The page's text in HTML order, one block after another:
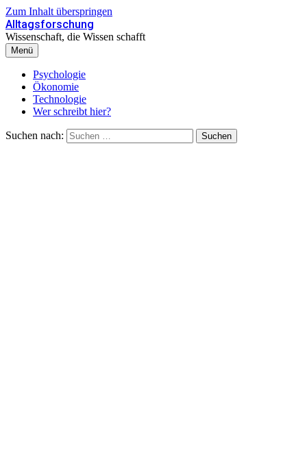
Zum Inhalt überspringen
Alltagsforschung
Wissenschaft, die Wissen schafft
Menü
Psychologie
Ökonomie
Technologie
Wer schreibt hier?
Suchen nach: